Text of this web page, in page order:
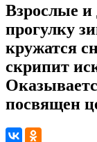
Взрослые
прогулку
кружатся
скрипит
посвящен